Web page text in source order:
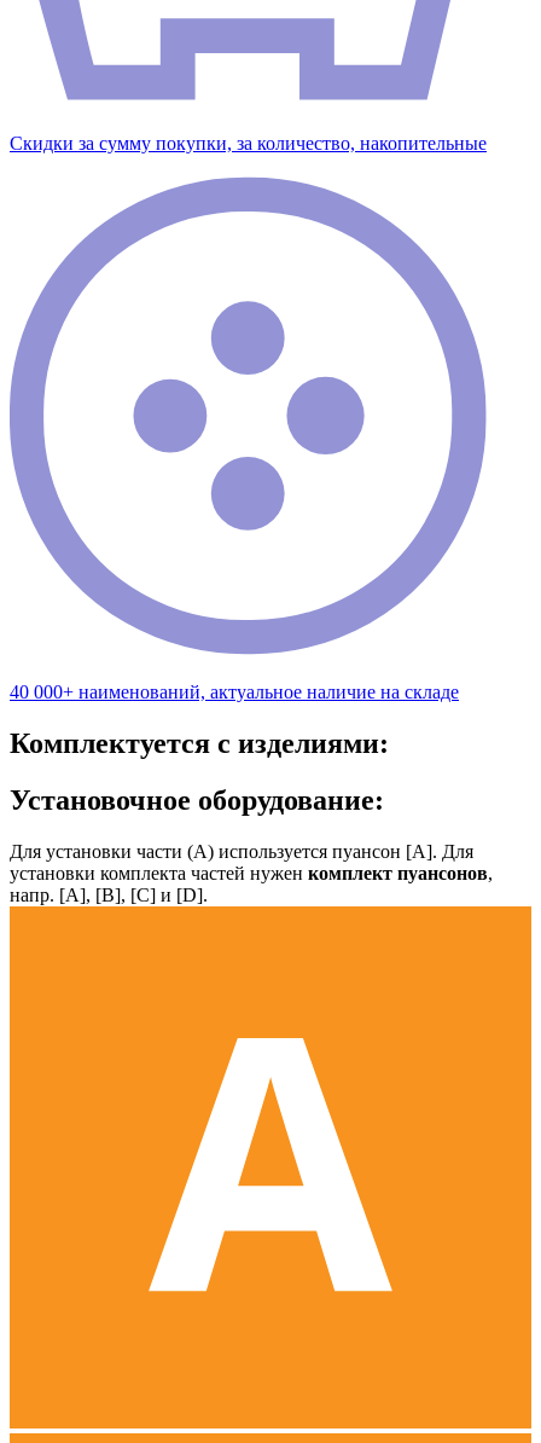
Скидки за сумму покупки, за количество, накопительные
40 000+ наименований, актуальное наличие на складе
Комплектуется с изделиями:
Установочное оборудование:
Для установки части (А) используется пуансон [А]. Для
установки комплекта частей нужен комплект пуансонов,
напр. [А], [B], [С] и [D].